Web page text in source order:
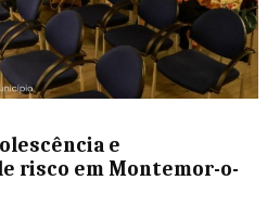
e
risco em Montemor-o-